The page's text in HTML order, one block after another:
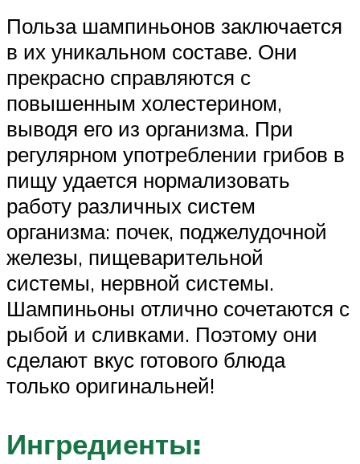
Польза шампиньонов заключается
в их уникальном составе. Они
прекрасно справляются с
повышенным холестерином,
выводя его из организма. При
регулярном употреблении грибов в
пищу удается нормализовать
работу различных систем
организма: почек, поджелудочной
железы, пищеварительной
системы, нервной системы.
Шампиньоны отлично сочетаются с
рыбой и сливками. Поэтому они
сделают вкус готового блюда
только оригинальней!
Ингредиенты: